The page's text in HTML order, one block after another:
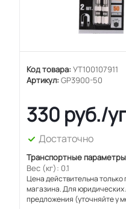
Код товара: УТ100107911
Артикул: GP3900-50
330 руб./
Достаточно
Транспортные параметры
Вес (кг): 0.1
Цена действительна только
магазина. Для
предложения (уточняйте у